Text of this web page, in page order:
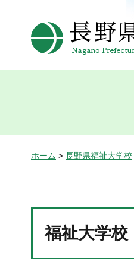
ホーム > 長野県福祉大学校
福祉大学校